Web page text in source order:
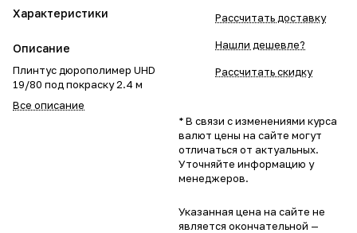
Характеристики
Описание
Плинтус дюрополимер UHD
19/80 под покраску 2.4 м
Все описание
Рассчитать доставку
Нашли дешевле?
Рассчитать скидку
* В связи с изменениями курса
валют цены на сайте могут
отличаться от актуальных.
Уточняйте информацию у
менеджеров.
Указанная цена на сайте не
является окончательной —